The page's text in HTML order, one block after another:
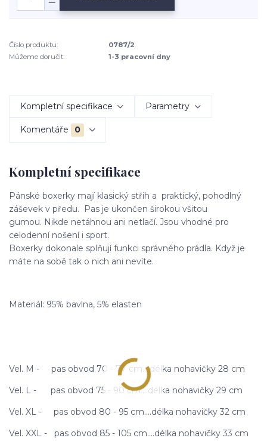
Číslo produktu:
0787/2
Můžeme doručit:
1-3 pracovní dny
Kompletní specifikace Parametry
Komentáře 0
Kompletní specifikace
Pánské boxerky mají klasický střih a praktický, pohodlný
záševek v předu. Pas je ukončen širokou všitou
gumou. Nikde netáhnou ani netlačí. Jsou vhodné pro
celodenní nošení i sport.
Boxerky dokonale splňují funkci správného prádla. Když je
máte na sobě tak o nich ani nevíte.
Materiál: 95% bavlna, 5% elasten
Vel. M - pas obvod 70 - 77 cm....délka nohavičky 28 cm
Vel. L - pas obvod 75 - 90 cm....délka nohavičky 29 cm
Vel. XL - pas obvod 80 - 95 cm....délka nohavičky 32 cm
Vel. XXL - pas obvod 85 - 105 cm....délka nohavičky 33 cm